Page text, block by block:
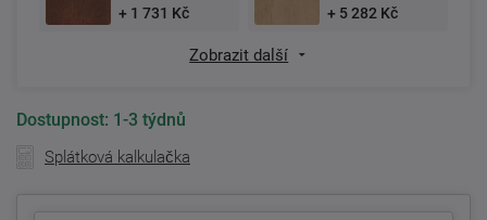
+ 1 731 Kč
+ 5 282 Kč
Zobrazit další
Dostupnost: 1-3 týdnů
Splátková kalkulačka